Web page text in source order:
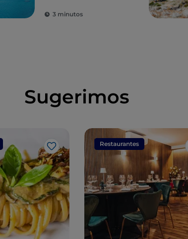
3 minutos
Sugerimos
Gosto
Restaurantes